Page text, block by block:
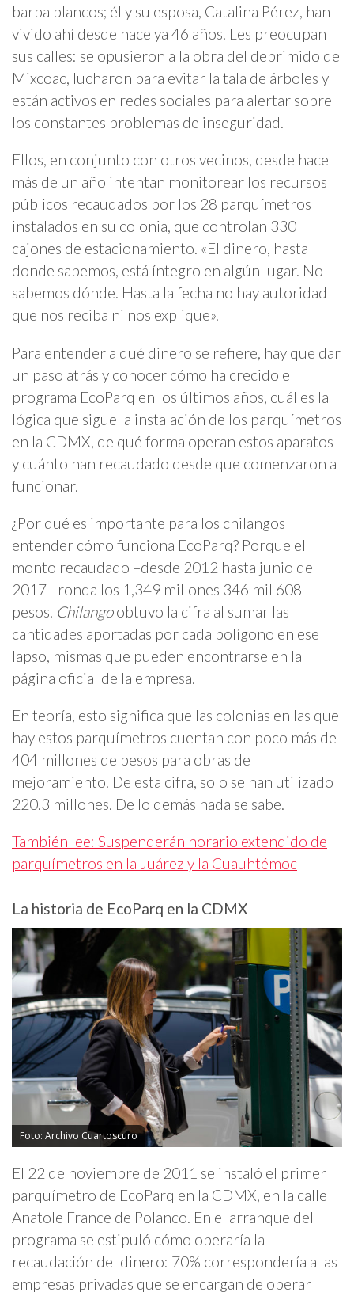
barba blancos; él y su esposa, Catalina Pérez, han
vivido ahí desde hace ya 46 años. Les preocupan
sus calles: se opusieron a la obra del deprimido de
Mixcoac, lucharon para evitar la tala de árboles y
están activos en redes sociales para alertar sobre
los constantes problemas de inseguridad.
Ellos, en conjunto con otros vecinos, desde hace
más de un año intentan monitorear los recursos
públicos recaudados por los 28 parquímetros
instalados en su colonia, que controlan 330
cajones de estacionamiento. «El dinero, hasta
donde sabemos, está íntegro en algún lugar. No
sabemos dónde. Hasta la fecha no hay autoridad
que nos reciba ni nos explique».
Para entender a qué dinero se refiere, hay que dar
un paso atrás y conocer cómo ha crecido el
programa EcoParq en los últimos años, cuál es la
lógica que sigue la instalación de los parquímetros
en la CDMX, de qué forma operan estos aparatos
y cuánto han recaudado desde que comenzaron a
funcionar.
¿Por qué es importante para los chilangos
entender cómo funciona EcoParq? Porque el
monto recaudado –desde 2012 hasta junio de
2017– ronda los 1,349 millones 346 mil 608
pesos. Chilangoobtuvo la cifra al sumar las
cantidades aportadas por cada polígono en ese
lapso, mismas que pueden encontrarse en la
página oficial de la empresa.
En teoría, esto significa que las colonias en las que
hay estos parquímetros cuentan con poco más de
404 millones de pesos para obras de
mejoramiento. De esta cifra, solo se han utilizado
220.3 millones. De lo demás nada se sabe.
También lee: Suspenderán horario extendido de
parquímetros en la Juárez y la Cuauhtémoc
La historia de EcoParq en la CDMX
Foto: Archivo Cuartoscuro
El 22 de noviembre de 2011 se instaló el primer
parquímetro de EcoParq en la CDMX, en la calle
Anatole France de Polanco. En el arranque del
programa se estipuló cómo operaría la
recaudación del dinero: 70% correspondería a las
empresas privadas que se encargan de operar